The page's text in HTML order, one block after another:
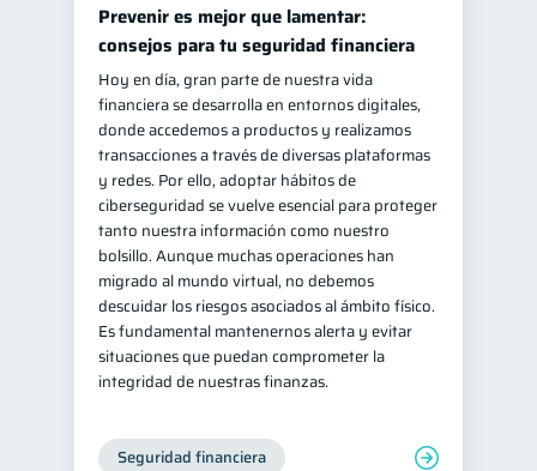
Prevenir es mejor que lamentar:
consejos para tu seguridad financiera
Hoy en día, gran parte de nuestra vida
financiera se desarrolla en entornos digitales,
donde accedemos a productos y realizamos
transacciones a través de diversas plataformas
y redes. Por ello, adoptar hábitos de
ciberseguridad se vuelve esencial para proteger
tanto nuestra información como nuestro
bolsillo. Aunque muchas operaciones han
migrado al mundo virtual, no debemos
descuidar los riesgos asociados al ámbito físico.
Es fundamental mantenernos alerta y evitar
situaciones que puedan comprometer la
integridad de nuestras finanzas.
Seguridad financiera